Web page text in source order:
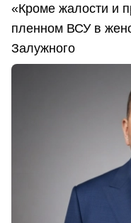
«Кроме жалости и
пленном ВСУ в
Залужного